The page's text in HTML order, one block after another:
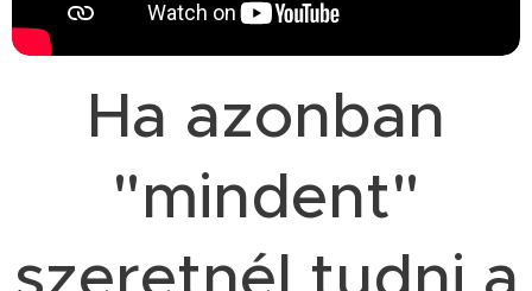
Ha azonban
"mindent"